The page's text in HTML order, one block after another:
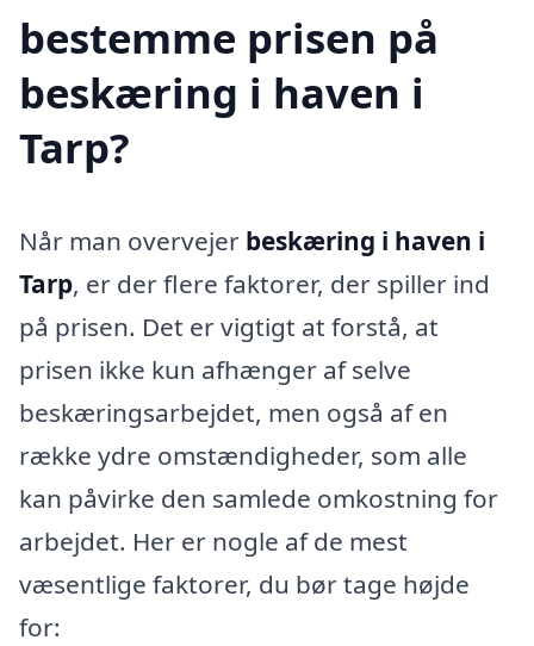
bestemme prisen på
beskæring i haven i
Tarp?
Når man overvejer beskæring i haven i
Tarp, er der flere faktorer, der spiller ind
på prisen. Det er vigtigt at forstå, at
prisen ikke kun afhænger af selve
beskæringsarbejdet, men også af en
række ydre omstændigheder, som alle
kan påvirke den samlede omkostning for
arbejdet. Her er nogle af de mest
væsentlige faktorer, du bør tage højde
for: